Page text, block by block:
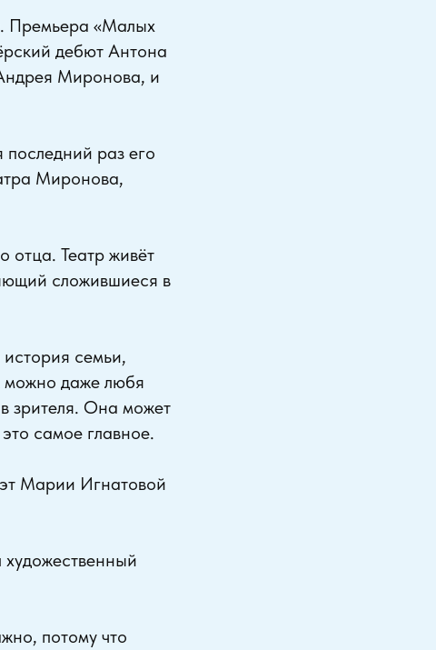
Премьера «Малых
дебют Антона
Миронова, и
последний раз его
Миронова,
отца. Театр живёт
сложившиеся в
семьи,
даже любя
зрителя. Она может
самое главное.
Марии Игнатовой
художественный
потому что